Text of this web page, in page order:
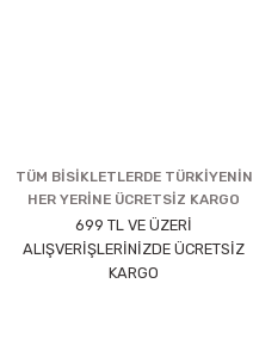
TÜM BİSİKLETLERDE TÜRKİYENİN
HER YERİNE ÜCRETSİZ KARGO
699 TL VE ÜZERİ
ALIŞVERİŞLERİNİZDE ÜCRETSİZ
KARGO